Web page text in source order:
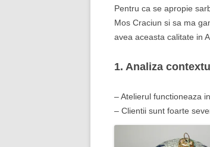
Pentru ca se apropie
Mos Craciun si sa ma
avea aceasta calitate in
1. Analiza
– Atelierul functioneaza
– Clientii sunt foarte